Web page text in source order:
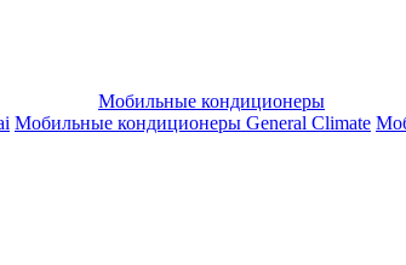
Мобильные кондиционеры
Мобильные кондиционеры General Climate